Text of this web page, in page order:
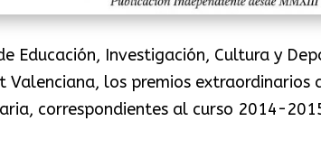
Educación, Investigación, Cultura y
Valenciana, los premios extraordinarios
correspondientes al curso 2014-